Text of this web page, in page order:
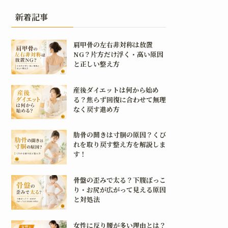
新着記事
肩甲骨の左右非対称は放置
NG？片方だけ浮く・高い原因
と正しい整え方
産後ダイエットは何から始め
る？焦らず回復に合わせて無理
なく戻す進め方
肋骨の開きは寸胴の原因？くび
れを取り戻す整え方を解説しま
す！
骨盤の歪みで太る？下腹ぽっこ
り・お尻が広がって見える原因
と対処法
女性に反り腰が多い理由とは？